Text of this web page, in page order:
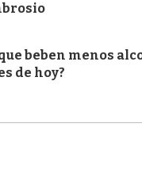
beben menos
de hoy?